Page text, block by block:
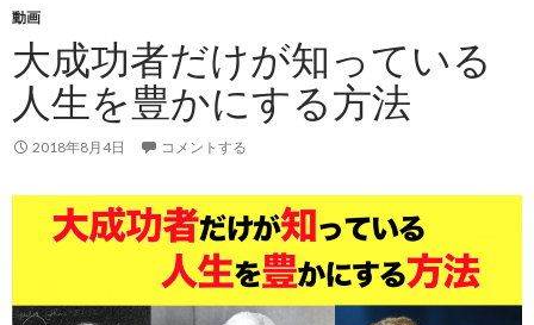
動画
大成功者だけが知っている
人生を豊かにする方法
2018年8月4日 コメントする